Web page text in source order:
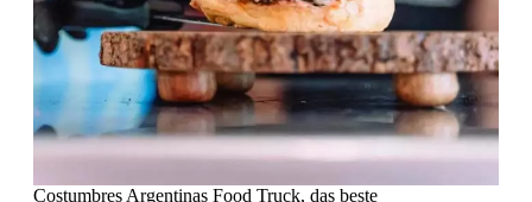
Costumbres Argentinas Food Truck, das beste